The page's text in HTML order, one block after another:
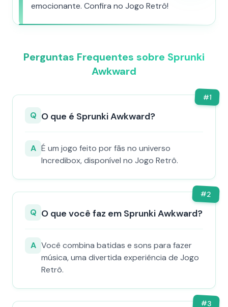
emocionante. Confira no Jogo Retrô!
Perguntas Frequentes sobre Sprunki
Awkward
#1
Q O que é Sprunki Awkward?
A É um jogo feito por fãs no universo
Incredibox, disponível no Jogo Retrô.
#2
Q O que você faz em Sprunki Awkward?
A Você combina batidas e sons para fazer
música, uma divertida experiência de Jogo
Retrô.
#3